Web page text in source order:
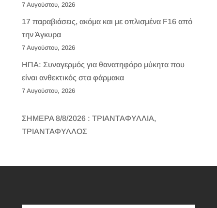
7 Αυγούστου, 2026
17 παραβιάσεις, ακόμα και με οπλισμένα F16 από
την Άγκυρα
7 Αυγούστου, 2026
ΗΠΑ: Συναγερμός για θανατηφόρο μύκητα που
είναι ανθεκτικός στα φάρμακα
7 Αυγούστου, 2026
ΣΗΜΕΡΑ 8/8/2026 : ΤΡΙΑΝΤΑΦΥΛΛΙΑ,
ΤΡΙΑΝΤΑΦΥΛΛΟΣ